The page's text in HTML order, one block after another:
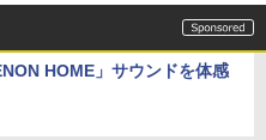
HOME」サウンドを体感